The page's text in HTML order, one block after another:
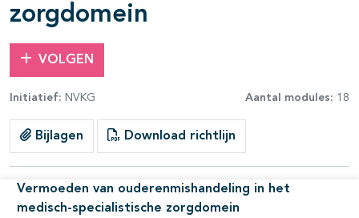
zorgdomein
VOLGEN
Initiatief: NVKG Aantal modules: 18
Bijlagen Download richtlijn
Vermoeden van ouderenmishandeling in het
medisch-specialistische zorgdomein
open- en dichtklappen
open- en dichtklappen